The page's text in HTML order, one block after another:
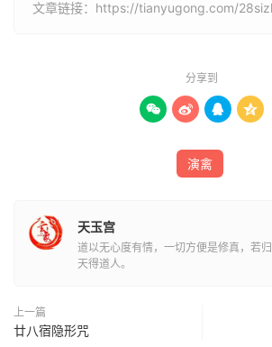
二、南方朱雀七宿：井鬼柳星张翼轸
井宿天井星君
鬼宿 鬼宿天匮星君
柳宿
文章链接： https://tianyugong.com/
分享到
   
演禽
天玉宫
道以无心度有情，一切方便是修真，若
天得道人。
上一篇
廿八宿隐形咒